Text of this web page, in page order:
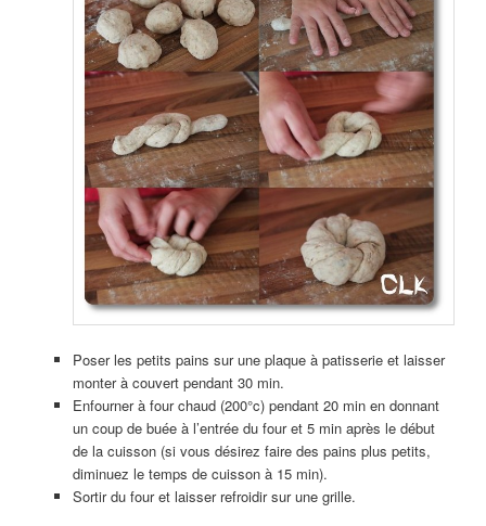
Poser les petits pains sur une plaque à patisserie et laisser
monter à couvert pendant 30 min.
Enfourner à four chaud (200°c) pendant 20 min en donnant
un coup de buée à l’entrée du four et 5 min après le début
de la cuisson (si vous désirez faire des pains plus petits,
diminuez le temps de cuisson à 15 min).
Sortir du four et laisser refroidir sur une grille.